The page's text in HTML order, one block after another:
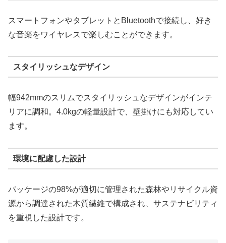
スマートフォンやタブレットとBluetoothで接続し、好き
な音楽をワイヤレスで楽しむことができます。
スタイリッシュなデザイン
幅942mmのスリムでスタイリッシュなデザインがインテ
リアに調和。4.0kgの軽量設計で、壁掛けにも対応してい
ます。
環境に配慮した設計
パッケージの98%が適切に管理された森林やリサイクル資
源から調達された木質繊維で構成され、サステナビリティ
を重視した設計です。